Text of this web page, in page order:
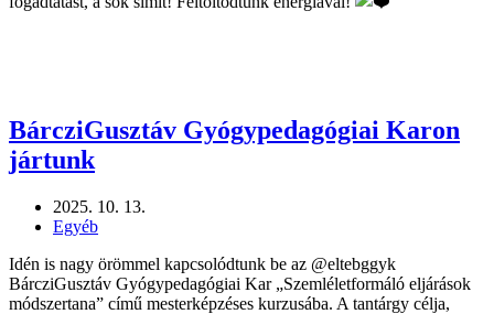
BárcziGusztáv Gyógypedagógiai Karon
jártunk
2025. 10. 13.
Egyéb
Idén is nagy örömmel kapcsolódtunk be az @eltebggyk
BárcziGusztáv Gyógypedagógiai Kar „Szemléletformáló eljárások
módszertana” című mesterképzéses kurzusába. A tantárgy célja,